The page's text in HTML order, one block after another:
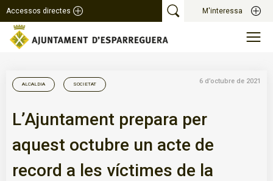
Accessos directes M'interessa
ALCALDIA SOCIETAT 6 d’octubre de 2021
L’Ajuntament prepara per
aquest octubre un acte de
record a les víctimes de la